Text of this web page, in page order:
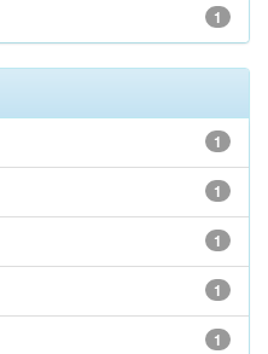
1
1
1
1
1
1